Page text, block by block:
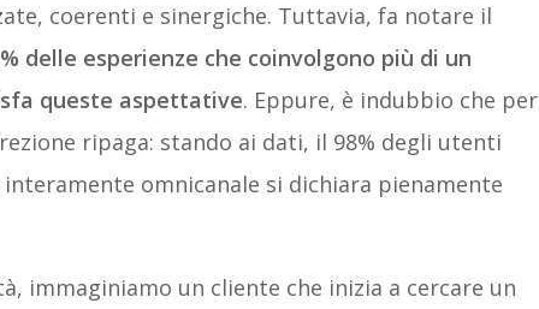
coerenti e sinergiche. Tuttavia, fa notare il
delle esperienze che coinvolgono più di un
queste aspettative. Eppure, è indubbio che per
ripaga: stando ai dati, il 98% degli utenti
omnicanale si dichiara pienamente
immaginiamo un cliente che inizia a cercare un